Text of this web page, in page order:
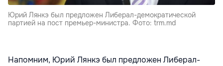
Юрий Лянкэ был предложен Либерал-демократической
партией на пост премьер-министра. Фото: trm.md
Напомним, Юрий Лянкэ был предложен Либерал-